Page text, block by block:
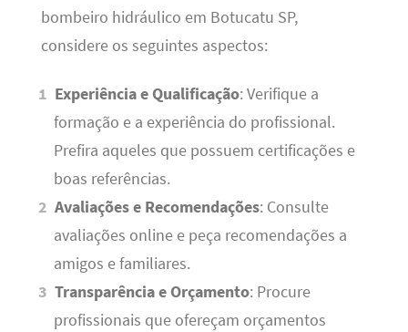
bombeiro hidráulico em Botucatu SP,
considere os seguintes aspectos:
Experiência e Qualificação: Verifique a
formação e a experiência do profissional.
Prefira aqueles que possuem certificações e
boas referências.
Avaliações e Recomendações: Consulte
avaliações online e peça recomendações a
amigos e familiares.
Transparência e Orçamento: Procure
profissionais que ofereçam orçamentos